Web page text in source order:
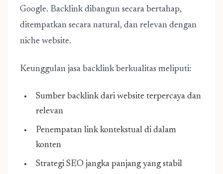
Google. Backlink dibangun secara bertahap,
ditempatkan secara natural, dan relevan dengan
niche website.
Keunggulan jasa backlink berkualitas meliputi:
Sumber backlink dari website terpercaya dan
relevan
Penempatan link kontekstual di dalam
konten
Strategi SEO jangka panjang yang stabil